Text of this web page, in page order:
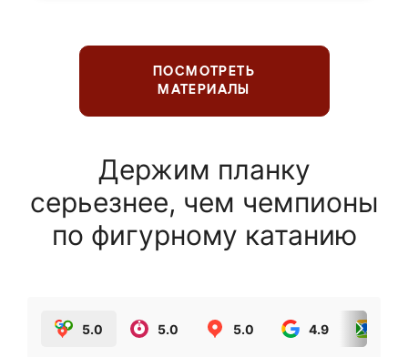
ПОСМОТРЕТЬ
МАТЕРИАЛЫ
Держим планку
серьезнее, чем чемпионы
по фигурному катанию
5.0 5.0 5.0 4.9